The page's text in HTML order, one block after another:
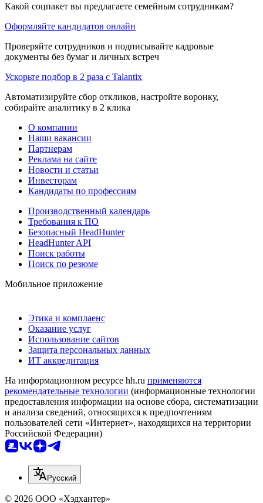
Какой соцпакет вы предлагаете семейным сотрудникам?
Оформляйте кандидатов онлайн
Проверяйте сотрудников и подписывайте кадровые
документы без бумаг и личных встреч
Ускорьте подбор в 2 раза с Talantix
Автоматизируйте сбор откликов, настройте воронку,
собирайте аналитику в 2 клика
О компании
Наши вакансии
Партнерам
Реклама на сайте
Новости и статьи
Инвесторам
Кандидаты по профессиям
Производственный календарь
Требования к ПО
Безопасный HeadHunter
HeadHunter API
Поиск работы
Поиск по резюме
Мобильное приложение
Этика и комплаенс
Оказание услуг
Использование сайтов
Защита персональных данных
ИТ аккредитация
На информационном ресурсе hh.ru применяются
рекомендательные технологии (информационные технологии
предоставления информации на основе сбора, систематизации
и анализа сведений, относящихся к предпочтениям
пользователей сети «Интернет», находящихся на территории
Российской Федерации)
Русский
© 2026 ООО «Хэдхантер»